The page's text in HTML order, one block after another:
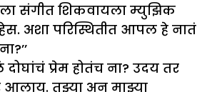
संगीत शिकवायला म्युझिक
अशा परिस्थितीत आपल हे नातं
प्रेम होतंच ना? उदय तर
तुझ्या अन् माझ्या